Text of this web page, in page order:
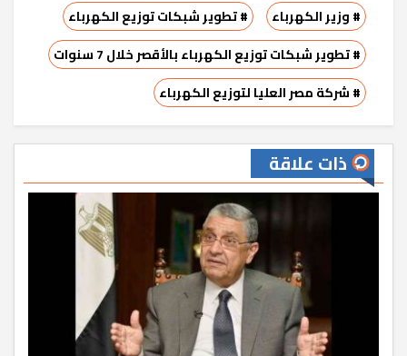
# وزير الكهرباء
# تطوير شبكات توزيع الكهرباء
# تطوير شبكات توزيع الكهرباء بالأقصر خلال 7 سنوات
# شركة مصر العليا لتوزيع الكهرباء
ذات علاقة